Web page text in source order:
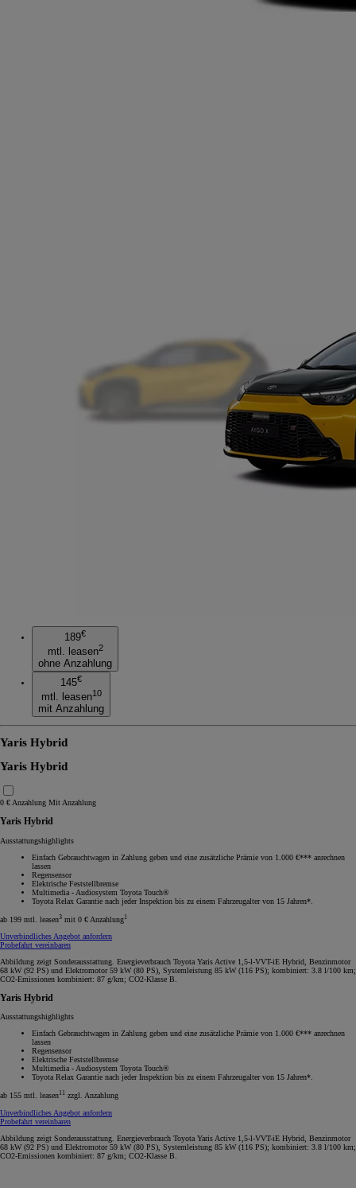
189€
mtl. leasen2
ohne Anzahlung
145€
mtl. leasen10
mit Anzahlung
Yaris Hybrid
Yaris Hybrid
0 € Anzahlung Mit Anzahlung
Yaris Hybrid
Ausstattungshighlights
Einfach Gebrauchtwagen in Zahlung geben und eine zusätzliche Prämie von 1.000 €*** anrechnen
lassen
Regensensor
Elektrische Feststellbremse
Multimedia - Audiosystem Toyota Touch®
Toyota Relax Garantie nach jeder Inspektion bis zu einem Fahrzeugalter von 15 Jahren*.
ab 199 mtl. leasen3 mit 0 € Anzahlung1
Unverbindliches Angebot anfordern
Probefahrt vereinbaren
Abbildung zeigt Sonderausstattung. Energieverbrauch Toyota Yaris Active 1,5-l-VVT-iE Hybrid, Benzinmotor
68 kW (92 PS) und Elektromotor 59 kW (80 PS), Systemleistung 85 kW (116 PS); kombiniert: 3.8 l/100 km;
CO2-Emissionen kombiniert: 87 g/km; CO2-Klasse B.
Yaris Hybrid
Ausstattungshighlights
Einfach Gebrauchtwagen in Zahlung geben und eine zusätzliche Prämie von 1.000 €*** anrechnen
lassen
Regensensor
Elektrische Feststellbremse
Multimedia - Audiosystem Toyota Touch®
Toyota Relax Garantie nach jeder Inspektion bis zu einem Fahrzeugalter von 15 Jahren*.
ab 155 mtl. leasen11 zzgl. Anzahlung
Unverbindliches Angebot anfordern
Probefahrt vereinbaren
Abbildung zeigt Sonderausstattung. Energieverbrauch Toyota Yaris Active 1,5-l-VVT-iE Hybrid, Benzinmotor
68 kW (92 PS) und Elektromotor 59 kW (80 PS), Systemleistung 85 kW (116 PS); kombiniert: 3.8 l/100 km;
CO2-Emissionen kombiniert: 87 g/km; CO2-Klasse B.